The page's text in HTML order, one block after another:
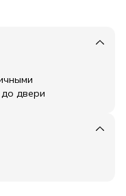
двери